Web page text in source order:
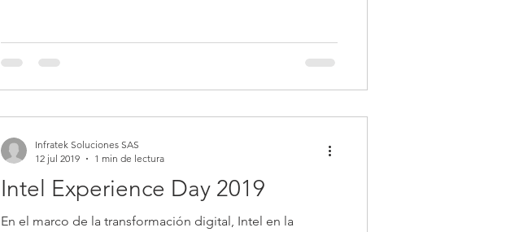
Intel Experience Day 2019
En el marco de la transformación digital, Intel en la
Infratek Soluciones SAS
12 jul 2019
1 min de lectura